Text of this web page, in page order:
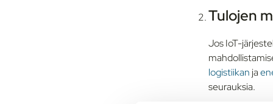
Tulojen
Jos IoT-
logistiikan ja
seurauksia.